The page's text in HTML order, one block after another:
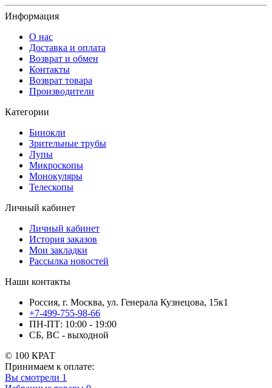
Информация
О нас
Доставка и оплата
Возврат и обмен
Контакты
Возврат товара
Производители
Категории
Бинокли
Зрительные трубы
Лупы
Микроскопы
Монокуляры
Телескопы
Личный кабинет
Личный кабинет
История заказов
Мои закладки
Рассылка новостей
Наши контакты
Россия, г. Москва, ул. Генерала Кузнецова, 15к1
+7-499-755-98-66
ПН-ПТ: 10:00 - 19:00
СБ, ВС - выходной
© 100 КРАТ
Принимаем к оплате:
Вы смотрели 1